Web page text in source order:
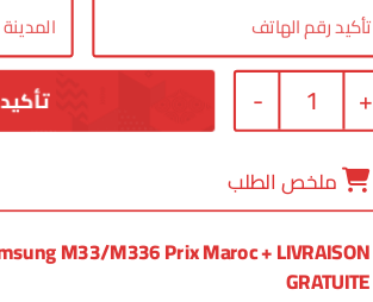
+
1
-
ملخص الطلب
M33/M336 Prix Maroc + LIVRAISON
GRATUITE